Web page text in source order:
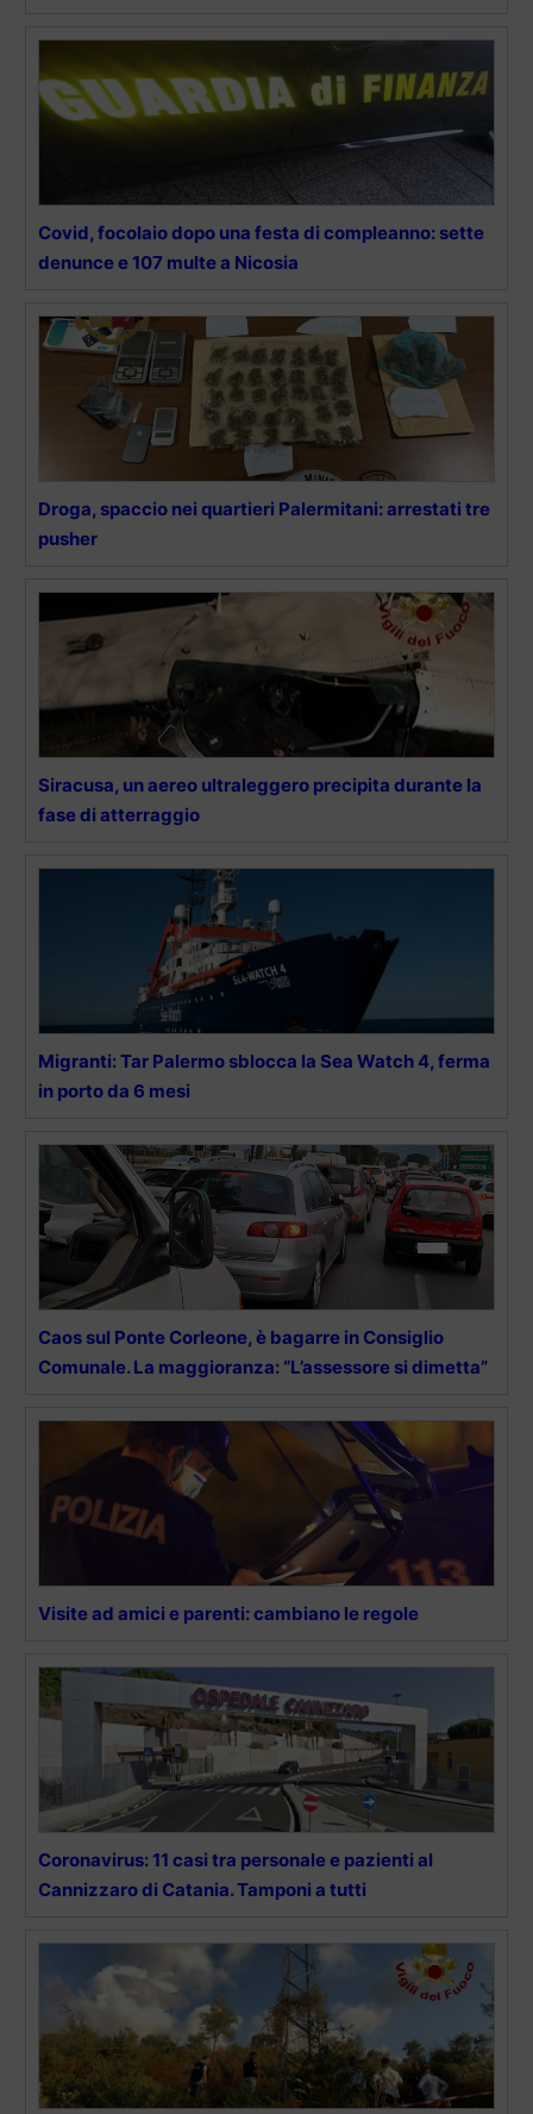
Covid, focolaio dopo una festa di compleanno: sette
denunce e 107 multe a Nicosia
Droga, spaccio nei quartieri Palermitani: arrestati tre
pusher
Siracusa, un aereo ultraleggero precipita durante la
fase di atterraggio
Migranti: Tar Palermo sblocca la Sea Watch 4, ferma
in porto da 6 mesi
Caos sul Ponte Corleone, è bagarre in Consiglio
Comunale. La maggioranza: “L’assessore si dimetta”
Visite ad amici e parenti: cambiano le regole
Coronavirus: 11 casi tra personale e pazienti al
Cannizzaro di Catania. Tamponi a tutti